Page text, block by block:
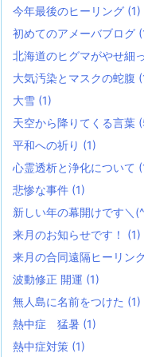
今年最後のヒーリング (1)
初めてのアメーバブログ
北海道のヒグマがやせ細
大気汚染とマスクの蛇腹
大雪 (1)
天空から降りてくる言葉
平和への祈り (1)
心霊透析と浄化について
悲惨な事件 (1)
新しい年の幕開けです＼
来月のお知らせです！ (1)
来月の合同遠隔ヒーリン
波動修正 開運 (1)
無人島に名前をつけた (1)
熱中症 猛暑 (1)
熱中症対策 (1)